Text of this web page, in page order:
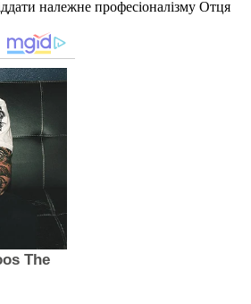
належне професіоналізму Отця